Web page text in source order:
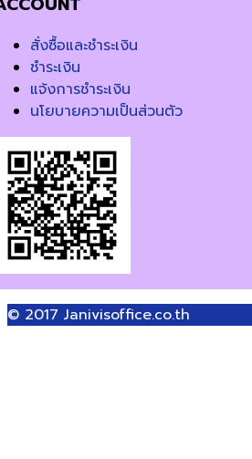
สั่งซื้อและชำระเงิน
ชำระเงิน
แจ้งการชำระเงิน
นโยบายความเป็นส่วนตัว
© 2017 Janivisoffice.co.th